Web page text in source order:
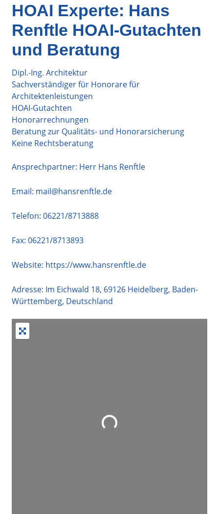
HOAI Experte: Hans
Renftle HOAI-Gutachten
und Beratung
Dipl.-Ing. Architektur
Sachverständiger für Honorare für
Architektenleistungen
HOAI-Gutachten
Honorarrechnungen
Beratung zur Qualitäts- und Honorarsicherung
Keine Rechtsberatung
Ansprechpartner: Herr Hans Renftle
Email: mail@hansrenftle.de
Telefon: 06221/8713888
Fax: 06221/8713893
Website: https://www.hansrenftle.de
Adresse: Im Eichwald 18, 69126 Heidelberg, Baden-
Württemberg, Deutschland
+
Wird geladen …